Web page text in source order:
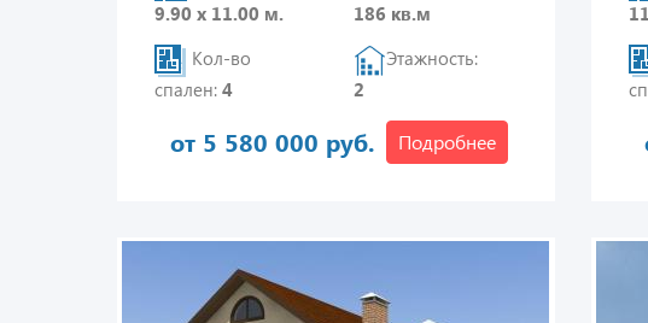
9.90 х 11.00 м.
Кол-во
спален: 4
186 кв.м
Этажность:
2
от 5 580 000 руб. Подробнее